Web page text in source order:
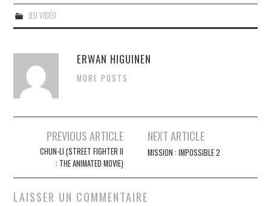
JEU VIDÉO
ERWAN HIGUINEN
MORE POSTS
Navigation
articles
PREVIOUS ARTICLE
CHUN-LI (STREET FIGHTER II
: THE ANIMATED MOVIE)
NEXT ARTICLE
MISSION : IMPOSSIBLE 2
LAISSER UN COMMENTAIRE